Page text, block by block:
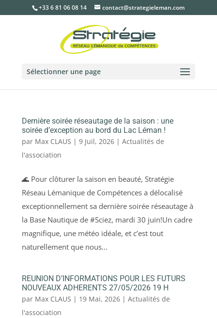
+33 6 81 06 08 14 contact@strategieleman.com
Sélectionner une page
Dernière soirée réseautage de la saison : une
soirée d’exception au bord du Lac Léman !
par Max CLAUS | 9 Juil, 2026| Actualités de
l'association
🌊 Pour clôturer la saison en beauté, Stratégie
Réseau Lémanique de Compétences a délocalisé
exceptionnellement sa dernière soirée réseautage à
la Base Nautique de #Sciez, mardi 30 juin!Un cadre
magnifique, une météo idéale, et c’est tout
naturellement que nous...
REUNION D’INFORMATIONS POUR LES FUTURS
NOUVEAUX ADHERENTS 27/05/2026 19 H
par Max CLAUS | 19 Mai, 2026| Actualités de
l'association